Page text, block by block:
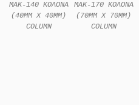
MAK-140 ΚΟΛOΝΑ
(40MM X 40MM)
COLUMN
MAK-170 ΚΟΛOΝΑ
(70MM X 70MM)
COLUMN